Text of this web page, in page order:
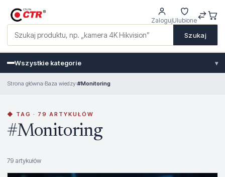
Szukaj
ZalogujUlubione
Wszystkie kategorie ▾
Strona główna›Baza wiedzy›#Monitoring
◆ TAG · 79 ARTYKUŁÓW
#Monitoring
79 artykułów